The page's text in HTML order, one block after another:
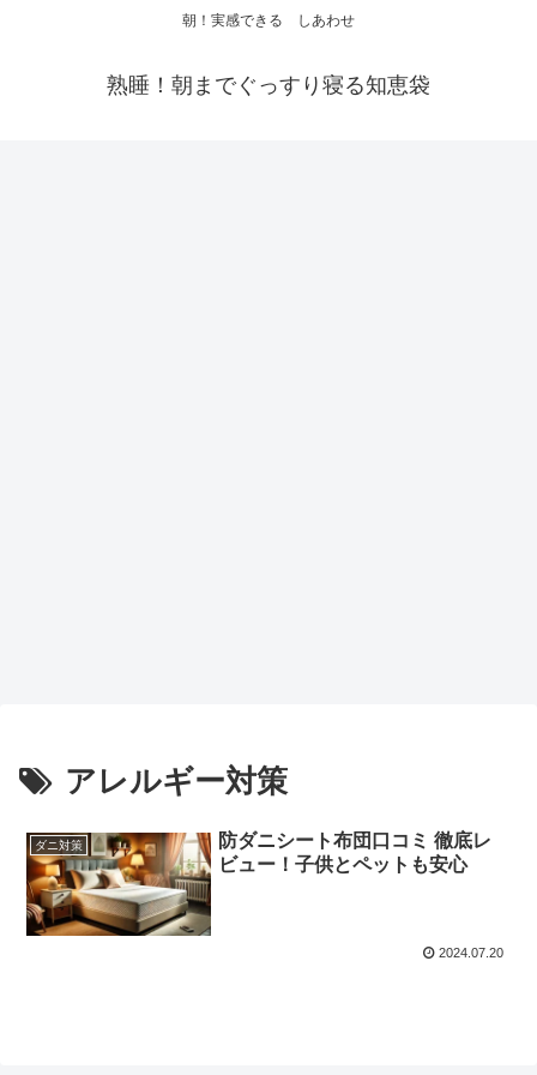
朝！実感できる しあわせ
熟睡！朝までぐっすり寝る知恵袋
アレルギー対策
ダニ対策
防ダニシート布団口コミ 徹底レ
ビュー！子供とペットも安心
2024.07.20